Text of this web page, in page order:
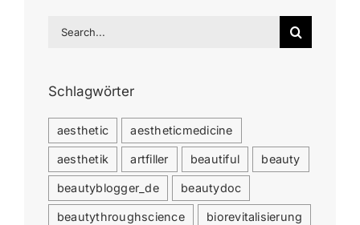
Search
Schlagwörter
aesthetic aestheticmedicine
aesthetik artfiller beautiful beauty
beautyblogger_de beautydoc
beautythroughscience biorevitalisierung